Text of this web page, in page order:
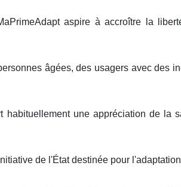
aspire à accroître la
âgées, des usagers avec des
habituellement une appréciation de
de l'État destinée pour